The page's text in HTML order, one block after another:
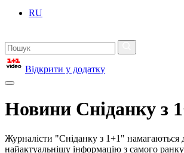
RU
Відкрити у додатку
Новини Сніданку з
Журналісти "Сніданку з 1+1" намагаються
найактуальнішу інформацію з самого